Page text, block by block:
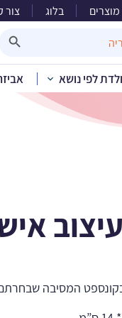
בלוג צור
לפי נושא
המסיבה